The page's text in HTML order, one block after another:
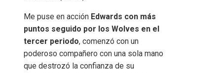
Me puse en acción Edwards con más
puntos seguido por los Wolves en el
tercer periodo, comenzó con un
poderoso compañero con una sola mano
que destrozó la confianza de su